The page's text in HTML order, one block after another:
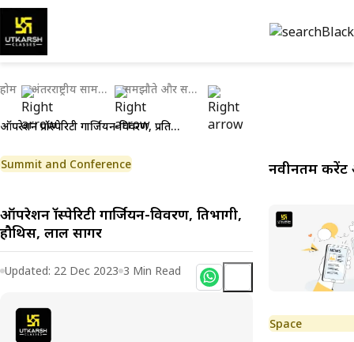
होम अंतरराष्ट्रीय सामयिकी समझौते और समझौता ज्ञापन
ऑपरेशन प्रॉस्पेरिटी गार्जियन-विवरण, प्रतिभागी, हौथिस, लाल सागर
Summit and Conference
ऑपरेशन प्रॉस्पेरिटी गार्जियन-विवरण, प्रतिभागी,
हौथिस, लाल सागर
Updated: 22 Dec 2023 3 Min Read
नवीनतम करेंट
Space